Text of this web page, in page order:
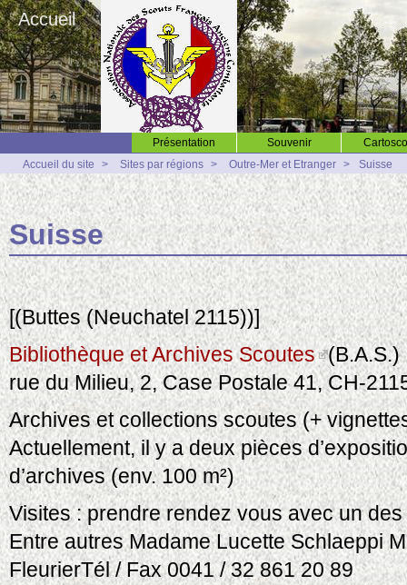
Accueil
Présentation Souvenir
Accueil du site
> Sites par régions > Outre-Mer et Etranger > Suisse
Suisse
[(Buttes (Neuchatel 2115))]
Bibliothèque et Archives Scoutes (B.A.S.)
rue du Milieu, 2, Case Postale 41, CH-
Archives et collections scoutes (+
Actuellement, il y a deux pièces
d’archives (env. 100 m²)
Visites : prendre rendez vous avec un
Entre autres Madame Lucette Schlaeppi
FleurierTél / Fax 0041 / 32 861 20 89